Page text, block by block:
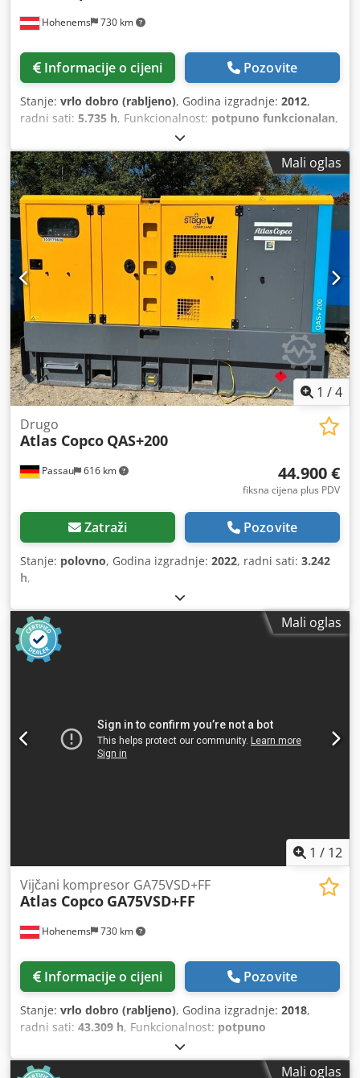
Hohenems 730 km
Informacije o cijeni Pozovite
Stanje: vrlo dobro (rabljeno), Godina izgradnje: 2012,
radni sati: 5.735 h, Funkcionalnost: potpuno funkcionalan,
Mali oglas
1 /4
Passau 616 km
Drugo
Atlas Copco QAS+200
44.900 €
fiksna cijena plus PDV
Zatraži Pozovite
Stanje: polovno, Godina izgradnje: 2022, radni sati: 3.242
h,
Mali oglas
1 / 12
Hohenems 730 km
Vijčani kompresor GA75VSD+FF
Atlas Copco GA75VSD+FF
Informacije o cijeni Pozovite
Stanje: vrlo dobro (rabljeno), Godina izgradnje: 2018,
radni sati: 43.309 h, Funkcionalnost: potpuno
Mali oglas